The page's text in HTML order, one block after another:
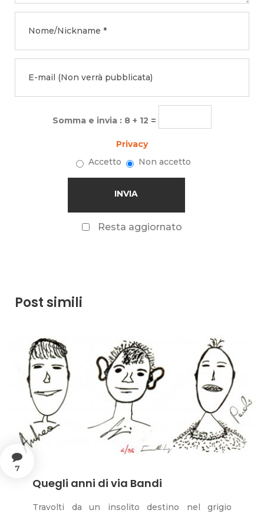
Somma e invia : 8 + 12 =
Privacy
Accetto
Non accetto
Resta aggiornato
Post simili
7
Quegli anni di via Bandi
Travolti da un insolito destino nel grigio